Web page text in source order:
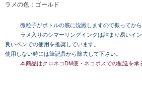
ラメの色：ゴールド
微粒子がボトルの底に沈殿しますので振ってから
ラメ入りのシマーリングインクは詰まり易いイ
良いペンでの使用を推奨しています。
使用しない時には筆記具から除去して下さい。
本商品はクロネコDM便・ネコポスでの配送を承